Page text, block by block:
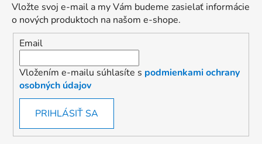
Vložte svoj e-mail a my Vám budeme zasielať informácie
o nových produktoch na našom e-shope.
Email
Vložením e-mailu súhlasíte s podmienkami ochrany
osobných údajov
PRIHLÁSIŤ SA